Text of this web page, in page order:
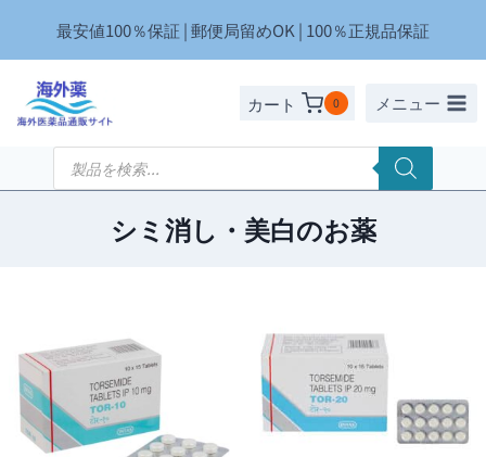
を
最安値100％保証 | 郵便局留めOK | 100％正規品保証
カート 0 メニュー
商
検
シミ消し・美白のお薬